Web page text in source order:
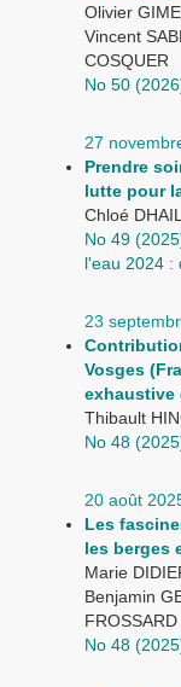
Olivier
Vincent
COSQUER
No 50
27
Prendre
lutte pour
Chloé
No 49
l'eau 2024 :
23
Vosges
exhaustive
Thibault
No 48
20 août
Les
les berges
Marie
Benjamin
FROSSARD
No 48